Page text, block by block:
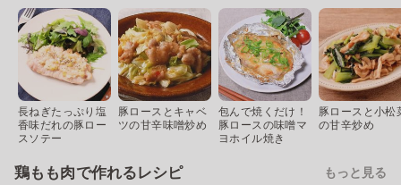
長ねぎたっぷり塩
香味だれの豚ロー
スソテー
豚ロースとキャベ
ツの甘辛味噌炒め
包んで焼くだけ！
豚ロースの味噌マ
ヨホイル焼き
豚ロースと小松
の甘辛炒め
鶏もも肉で作れるレシピ もっと見る